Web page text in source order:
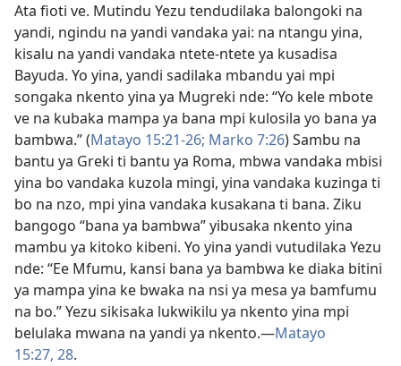
Ata fioti ve. Mutindu Yezu tendudilaka balongoki na
yandi, ngindu na yandi vandaka yai: na ntangu yina,
kisalu na yandi vandaka ntete-ntete ya kusadisa
Bayuda. Yo yina, yandi sadilaka mbandu yai mpi
songaka nkento yina ya Mugreki nde: “Yo kele mbote
ve na kubaka mampa ya bana mpi kulosila yo bana ya
bambwa.” (Matayo 15:21-26; Marko 7:26) Sambu na
bantu ya Greki ti bantu ya Roma, mbwa vandaka mbisi
yina bo vandaka kuzola mingi, yina vandaka kuzinga ti
bo na nzo, mpi yina vandaka kusakana ti bana. Ziku
bangogo “bana ya bambwa” yibusaka nkento yina
mambu ya kitoko kibeni. Yo yina yandi vutudilaka Yezu
nde: “Ee Mfumu, kansi bana ya bambwa ke diaka bitini
ya mampa yina ke bwaka na nsi ya mesa ya bamfumu
na bo.” Yezu sikisaka lukwikilu ya nkento yina mpi
belulaka mwana na yandi ya nkento.—Matayo
15:27, 28.